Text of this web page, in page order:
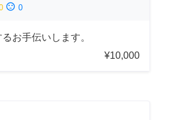
sentiment_dissatisfied 0
お手伝いします。
¥10,000